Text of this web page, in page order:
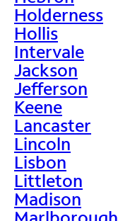
Holderness
Hollis
Intervale
Jackson
Jefferson
Keene
Lancaster
Lincoln
Lisbon
Littleton
Madison